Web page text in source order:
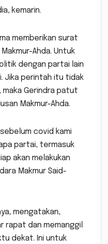
kemarin.
memberikan surat
Ahda. Untuk
dengan partai lain
Jika perintah itu tidak
maka Gerindra patut
Makmur-Ahda.
covid kami
partai, termasuk
akan melakukan
Makmur Said-
mengatakan,
rapat dan memanggil
dekat. Ini untuk